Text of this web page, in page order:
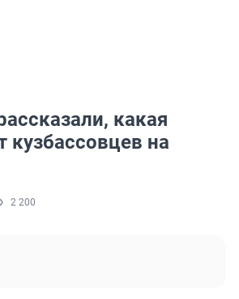
какая
кузбассовцев на
2 200